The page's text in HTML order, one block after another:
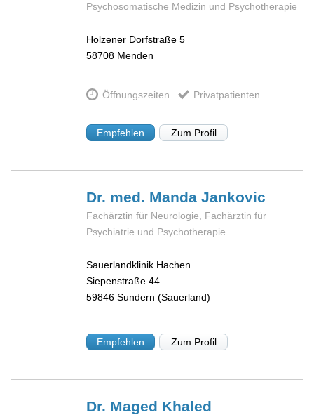
Psychosomatische Medizin und Psychotherapie
Holzener Dorfstraße 5
58708 Menden
Öffnungszeiten Privatpatienten
Empfehlen Zum Profil
Dr. med. MandaJankovic
Fachärztin für Neurologie, Fachärztin für
Psychiatrie und Psychotherapie
Sauerlandklinik Hachen
Siepenstraße 44
59846 Sundern (Sauerland)
Empfehlen Zum Profil
Dr. Maged Khaled